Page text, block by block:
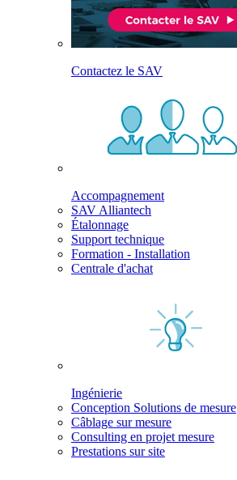
Contactez le SAV
Accompagnement
SAV Alliantech
Étalonnage
Support technique
Formation - Installation
Centrale d'achat
Ingénierie
Conception Solutions de mesure
Câblage sur mesure
Consulting en projet mesure
Prestations sur site